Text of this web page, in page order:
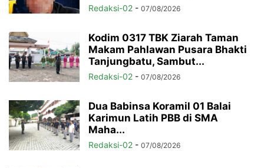
Redaksi-02 - 07/08/2026
Kodim 0317 TBK Ziarah Taman
Makam Pahlawan Pusara Bhakti
Tanjungbatu, Sambut...
Redaksi-02 - 07/08/2026
Dua Babinsa Koramil 01 Balai
Karimun Latih PBB di SMA
Maha...
Redaksi-02 - 07/08/2026